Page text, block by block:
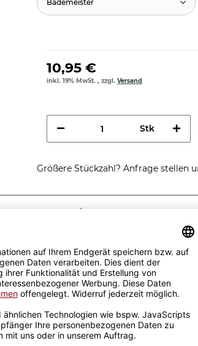
Bademeister
10,95 €
inkl. 19% MwSt. , zzgl. Versand
Stk
Größere Stückzahl? Anfrage stellen
Passende Verpackungen